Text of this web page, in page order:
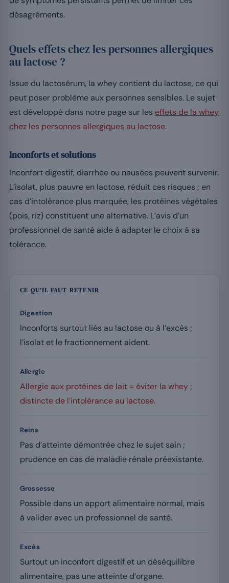
désagréments.
Quels effets chez les personnes allergiques
au lactose ?
Issue du lactosérum, la whey contient du lactose, ce qui
peut poser problème aux personnes sensibles. Le sujet
est développé dans notre page sur les effets de la whey
chez les personnes allergiques au lactose.
Inconforts et solutions
Inconfort digestif, diarrhée ou nausées peuvent survenir.
L’isolat, plus pauvre en lactose, réduit ces risques ; en
cas d’intolérance plus marquée, les protéines végétales
(pois, riz) constituent une alternative. L’avis d’un
professionnel de santé aide à adapter le choix à sa
tolérance.
CE QU’IL FAUT RETENIR
Digestion
Inconforts surtout liés au lactose ou à l’excès ;
l’isolat et le fractionnement aident.
Allergie
Allergie aux protéines de lait = éviter la whey ;
distincte de l’intolérance au lactose.
Reins
Pas d’atteinte démontrée chez le sujet sain ;
prudence en cas de maladie rénale préexistante.
Grossesse
Possible dans un apport alimentaire normal, mais
à valider avec un professionnel de santé.
Excès
Surtout un inconfort digestif et un déséquilibre
alimentaire, pas une atteinte d’organe.